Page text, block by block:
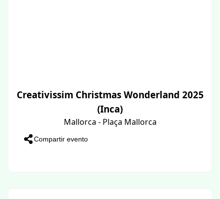
Creativissim Christmas Wonderland 2025
(Inca)
Mallorca - Plaça Mallorca
Compartir evento